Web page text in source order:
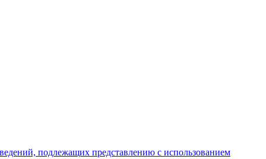
подлежащих представлению с использованием